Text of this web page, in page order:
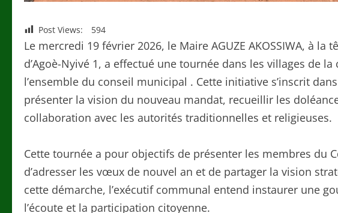
Post Views: 594
Le mercredi 19 février 2026, le Maire AGUZE AKOSSIWA, à
d’Agoè-Nyivé 1, a effectué une tournée dans les villages de
l’ensemble du conseil municipal . Cette initiative s’inscrit
présenter la vision du nouveau mandat, recueillir les
collaboration avec les autorités traditionnelles et religieuses.
Cette tournée a pour objectifs de présenter les membres du
d’adresser les vœux de nouvel an et de partager la vision
cette démarche, l’exécutif communal entend instaurer une
l’écoute et la participation citoyenne.